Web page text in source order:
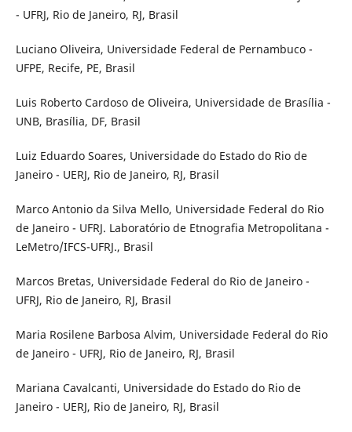
- UFRJ, Rio de Janeiro, RJ, Brasil
Luciano Oliveira, Universidade Federal de Pernambuco -
UFPE, Recife, PE, Brasil
Luis Roberto Cardoso de Oliveira, Universidade de Brasília -
UNB, Brasília, DF, Brasil
Luiz Eduardo Soares, Universidade do Estado do Rio de
Janeiro - UERJ, Rio de Janeiro, RJ, Brasil
Marco Antonio da Silva Mello, Universidade Federal do Rio
de Janeiro - UFRJ. Laboratório de Etnografia Metropolitana -
LeMetro/IFCS-UFRJ., Brasil
Marcos Bretas, Universidade Federal do Rio de Janeiro -
UFRJ, Rio de Janeiro, RJ, Brasil
Maria Rosilene Barbosa Alvim, Universidade Federal do Rio
de Janeiro - UFRJ, Rio de Janeiro, RJ, Brasil
Mariana Cavalcanti, Universidade do Estado do Rio de
Janeiro - UERJ, Rio de Janeiro, RJ, Brasil